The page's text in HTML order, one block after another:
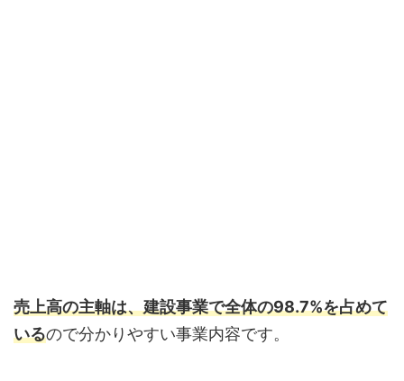
売上高の主軸は、建設事業で全体の98.7%を占めて
いるので分かりやすい事業内容です。